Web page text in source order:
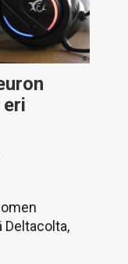
Deltacolta,